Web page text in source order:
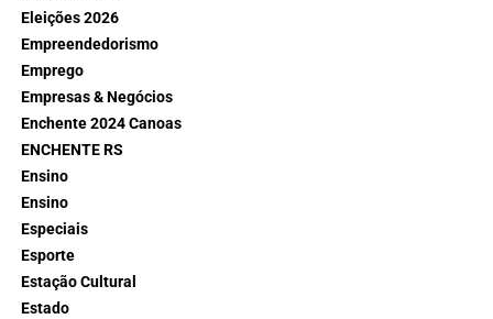
Eleições 2026
Empreendedorismo
Emprego
Empresas & Negócios
Enchente 2024 Canoas
ENCHENTE RS
Ensino
Ensino
Especiais
Esporte
Estação Cultural
Estado